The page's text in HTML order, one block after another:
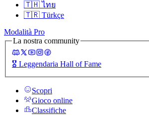
🇹🇭 ไทย
🇹🇷 Türkçe
Modalità Pro
La nostra community
🎖️ Leggendaria Hall of Fame
Scopri
Gioco online
Classifiche